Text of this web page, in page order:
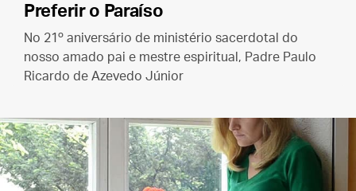
Preferir o Paraíso
No 21º aniversário de ministério sacerdotal do
nosso amado pai e mestre espiritual, Padre Paulo
Ricardo de Azevedo Júnior